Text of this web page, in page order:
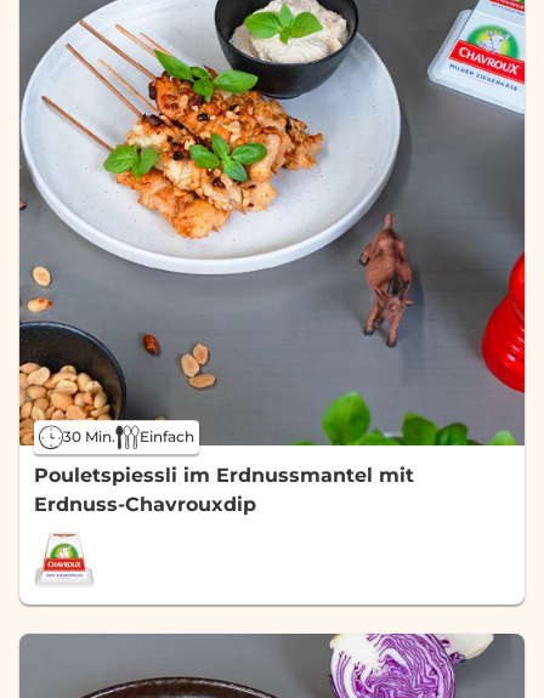
30 Min. Einfach
Pouletspiessli im Erdnussmantel mit
Erdnuss-Chavrouxdip